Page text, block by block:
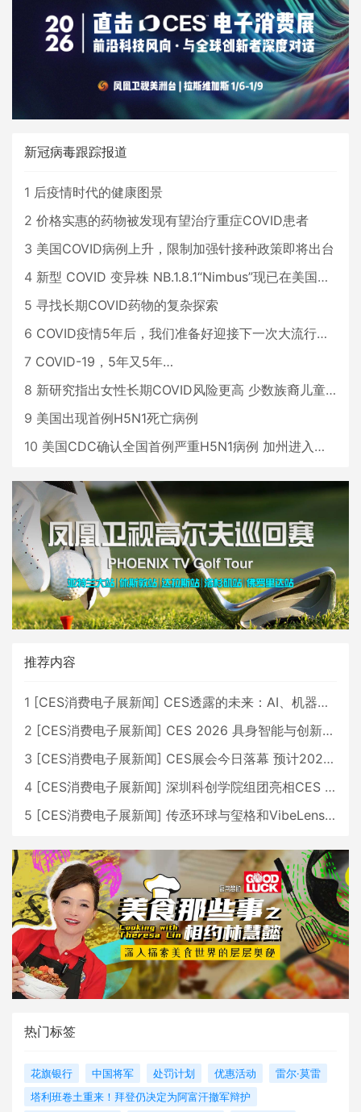
新冠病毒跟踪报道
1 后疫情时代的健康图景
2 价格实惠的药物被发现有望治疗重症COVID患者
3 美国COVID病例上升，限制加强针接种政策即将出台
4 新型 COVID 变异株 NB.1.8.1“Nimbus”现已在美国占据主导地位
5 寻找长期COVID药物的复杂探索
6 COVID疫情5年后，我们准备好迎接下一次大流行了吗？
7 COVID-19，5年又5年…
8 新研究指出女性长期COVID风险更高 少数族裔儿童存在差异
9 美国出现首例H5N1死亡病例
10 美国CDC确认全国首例严重H5N1病例 加州进入紧急状态
推荐内容
1 [CES消费电子展新闻] CES透露的未来：AI、机器人与智能生活大爆发
2 [CES消费电子展新闻] CES 2026 具身智能与创新领域 中国公司大放异彩
3 [CES消费电子展新闻] CES展会今日落幕 预计2026行业收入将超五千亿美元
4 [CES消费电子展新闻] 深圳科创学院组团亮相CES 广受好评
5 [CES消费电子展新闻] 传丞环球与玺格和VibeLens共同推出全新耳机
热门标签
花旗银行 中国将军 处罚计划 优惠活动
雷尔·莫雷
塔利班卷土重来！拜登仍决定为阿富汗撤军辩护